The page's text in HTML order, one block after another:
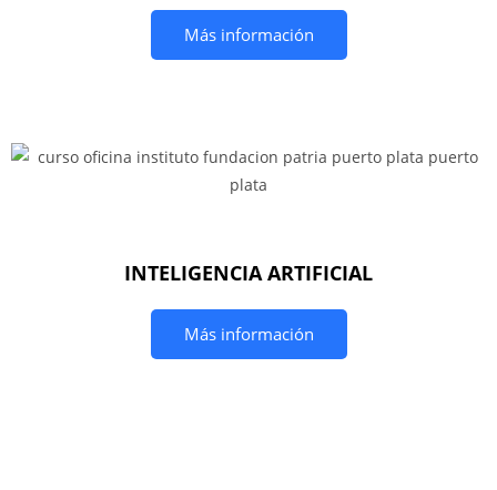
Más información
INTELIGENCIA ARTIFICIAL
Más información